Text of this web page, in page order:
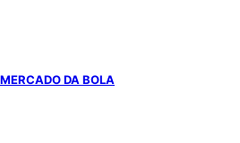
MERCADO DA BOLA